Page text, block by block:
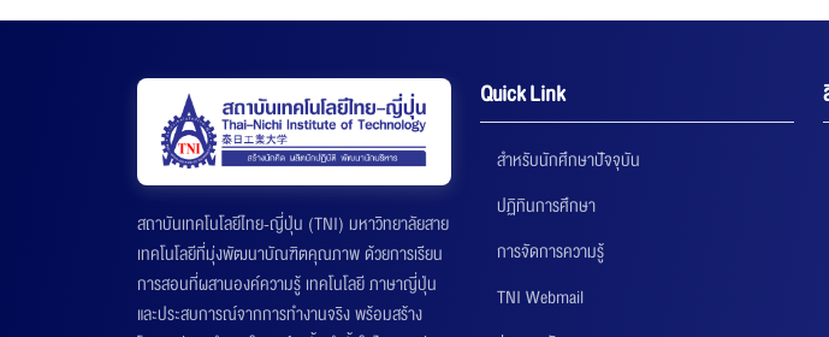
สถาบันเทคโนโลยีไทย-ญี่ปุ่น (TNI) มหาวิทยาลัยสาย
เทคโนโลยีที่มุ่งพัฒนาบัณฑิตคุณภาพ ด้วยการเรียน
การสอนที่ผสานองค์ความรู้ เทคโนโลยี ภาษาญี่ปุ่น
และประสบการณ์จากการทำงานจริง พร้อมสร้าง
Quick Link
สำหรับนักศึกษาปัจจุบัน
ปฏิทินการศึกษา
การจัดการความรู้
TNI Webmail